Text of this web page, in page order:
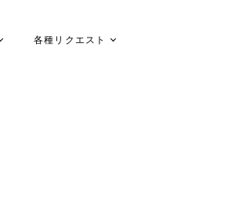
各種リクエスト